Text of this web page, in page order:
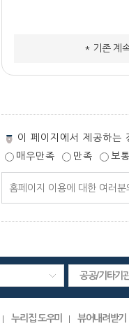
* 기존 계
페
지
만
이 페이지에서 제공하는
매우만족
만족 보통
이
족
가
입
공공/기타기
누리집 도우미 뷰어내려받기